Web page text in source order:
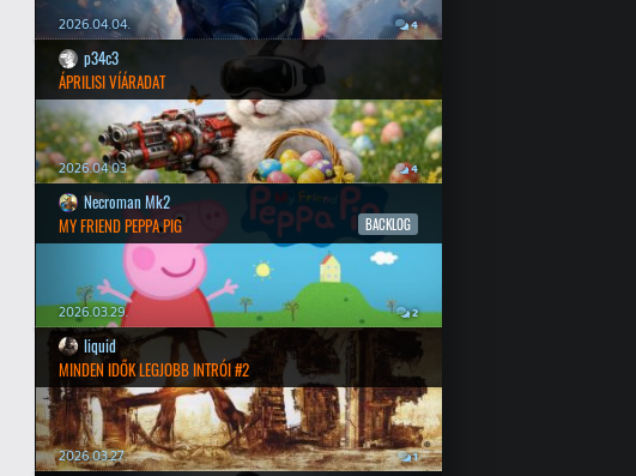
2026.04.04. 4
p34c3
ÁPRILISI VÍÁRADAT
2026.04.03. 4
Necroman Mk2
MY FRIEND PEPPA PIG
BACKLOG
2026.03.29. 2
liquid
MINDEN IDŐK LEGJOBB INTRÓI #2
2026.03.27. 1